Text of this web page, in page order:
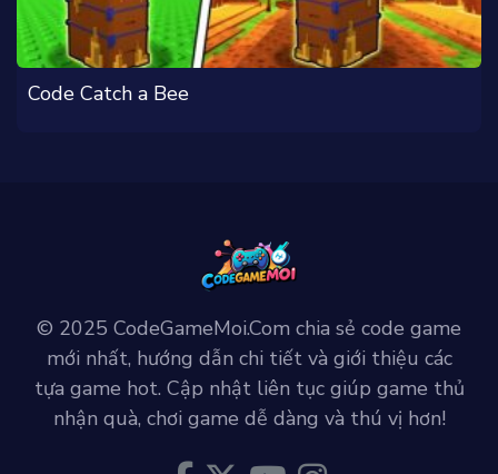
Code Catch a Bee
© 2025 CodeGameMoi.Com chia sẻ code game
mới nhất, hướng dẫn chi tiết và giới thiệu các
tựa game hot. Cập nhật liên tục giúp game thủ
nhận quà, chơi game dễ dàng và thú vị hơn!